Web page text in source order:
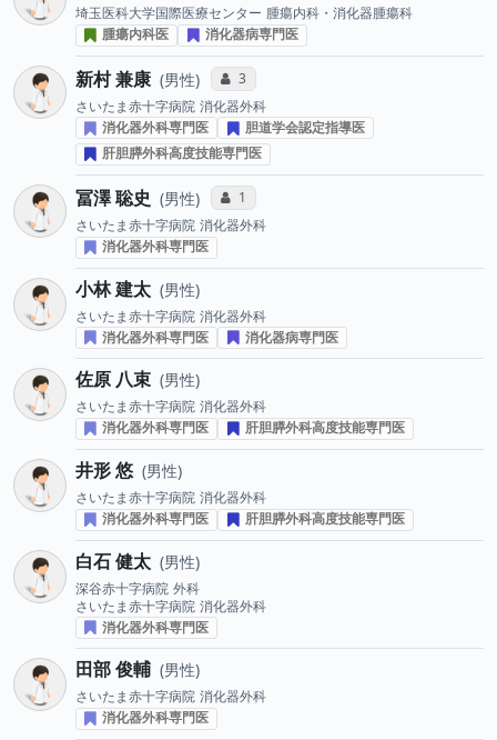
埼玉医科大学国際医療センター 腫瘍内科・消化器腫瘍科
腫瘍内科医
消化器病専門医
新村 兼康 男性 コミュニケーション・タイプ投票数
3
さいたま赤十字病院 消化器外科
消化器外科専門医
胆道学会認定指導医
肝胆膵外科高度技能専門医
冨澤 聡史 男性 コミュニケーション・タイプ投票数
1
さいたま赤十字病院 消化器外科
消化器外科専門医
小林 建太 男性
さいたま赤十字病院 消化器外科
消化器外科専門医
消化器病専門医
佐原 八束 男性
さいたま赤十字病院 消化器外科
消化器外科専門医
肝胆膵外科高度技能専門医
井形 悠 男性
さいたま赤十字病院 消化器外科
消化器外科専門医
肝胆膵外科高度技能専門医
白石 健太 男性
深谷赤十字病院 外科
さいたま赤十字病院 消化器外科
消化器外科専門医
田部 俊輔 男性
さいたま赤十字病院 消化器外科
消化器外科専門医